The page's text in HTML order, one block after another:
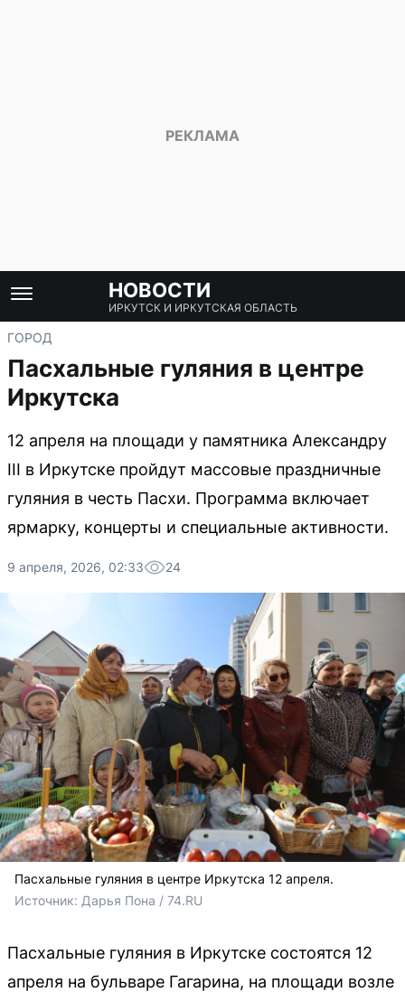
НОВОСТИ
ИРКУТСК И ИРКУТСКАЯ ОБЛАСТЬ
ГОРОД
Пасхальные гуляния в центре
Иркутска
12 апреля на площади у памятника Александру
III в Иркутске пройдут массовые праздничные
гуляния в честь Пасхи. Программа включает
ярмарку, концерты и специальные активности.
9 апреля, 2026, 02:33 24
Пасхальные гуляния в центре Иркутска 12 апреля.
Источник: Дарья Пона / 74.RU
Пасхальные гуляния в Иркутске состоятся 12
апреля на бульваре Гагарина, на площади возле